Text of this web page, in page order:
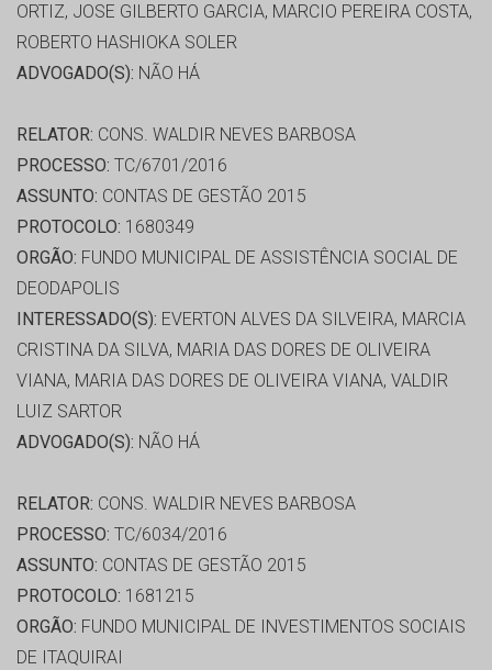
ORTIZ, JOSE GILBERTO GARCIA, MARCIO PEREIRA COSTA,
ROBERTO HASHIOKA SOLER
ADVOGADO(S): NÃO HÁ
RELATOR: CONS. WALDIR NEVES BARBOSA
PROCESSO: TC/6701/2016
ASSUNTO: CONTAS DE GESTÃO 2015
PROTOCOLO: 1680349
ORGÃO: FUNDO MUNICIPAL DE ASSISTÊNCIA SOCIAL DE
DEODAPOLIS
INTERESSADO(S): EVERTON ALVES DA SILVEIRA, MARCIA
CRISTINA DA SILVA, MARIA DAS DORES DE OLIVEIRA
VIANA, MARIA DAS DORES DE OLIVEIRA VIANA, VALDIR
LUIZ SARTOR
ADVOGADO(S): NÃO HÁ
RELATOR: CONS. WALDIR NEVES BARBOSA
PROCESSO: TC/6034/2016
ASSUNTO: CONTAS DE GESTÃO 2015
PROTOCOLO: 1681215
ORGÃO: FUNDO MUNICIPAL DE INVESTIMENTOS SOCIAIS
DE ITAQUIRAI